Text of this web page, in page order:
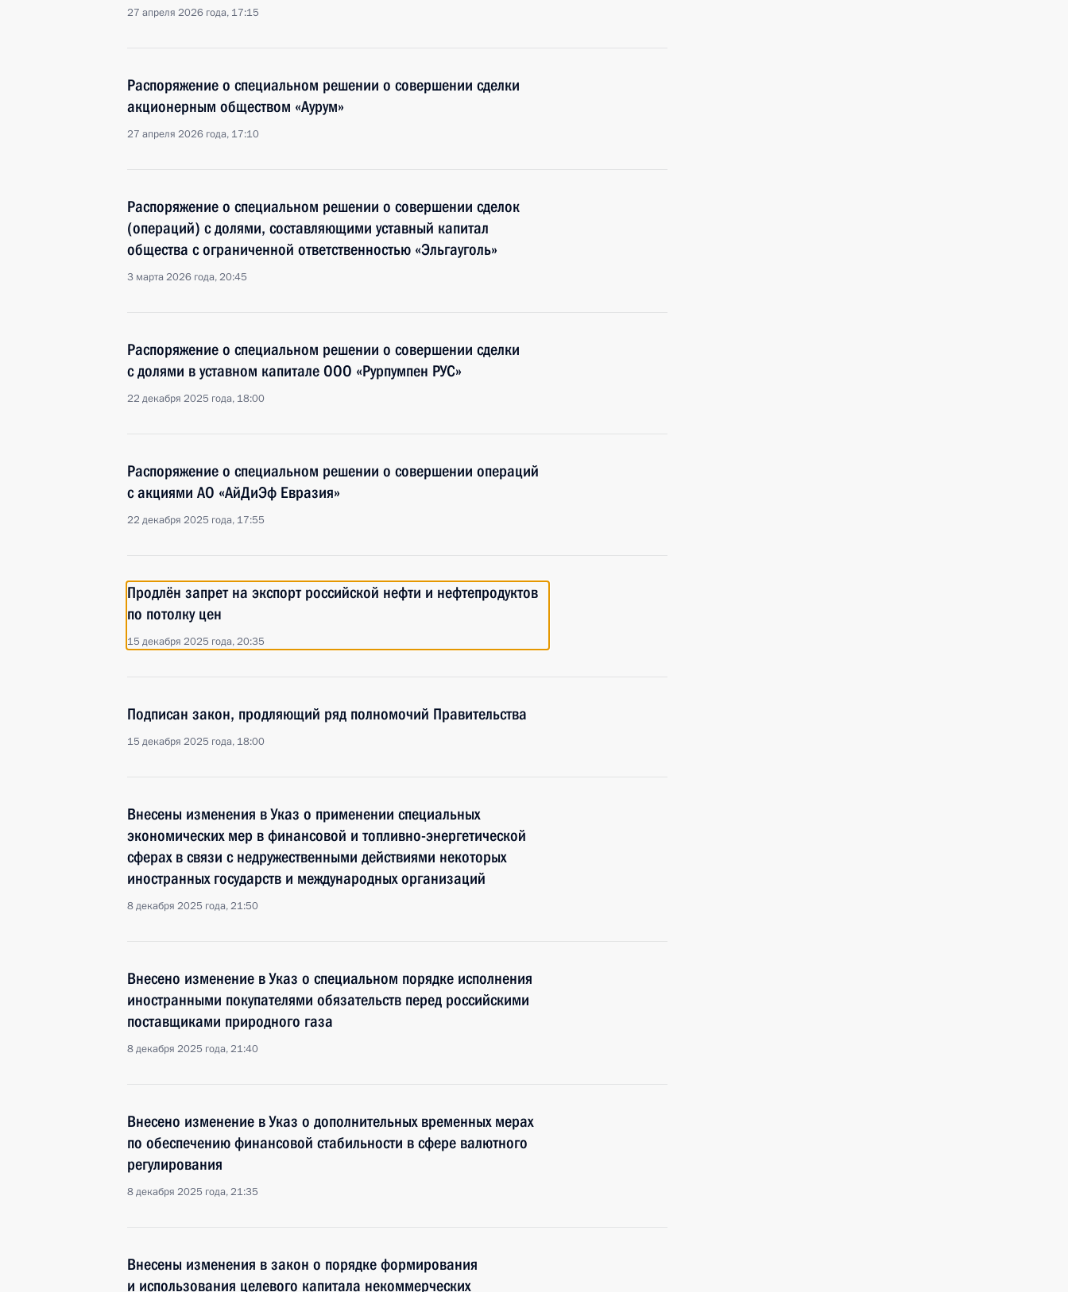
27 апреля 2026 года, 17:15
Распоряжение о специальном решении о совершении сделки
акционерным обществом «Аурум»
27 апреля 2026 года, 17:10
Распоряжение о специальном решении о совершении сделок
(операций) с долями, составляющими уставный капитал
общества с ограниченной ответственностью «Эльгауголь»
3 марта 2026 года, 20:45
Распоряжение о специальном решении о совершении сделки
с долями в уставном капитале ООО «Рурпумпен РУС»
22 декабря 2025 года, 18:00
Распоряжение о специальном решении о совершении операций
с акциями АО «АйДиЭф Евразия»
22 декабря 2025 года, 17:55
Продлён запрет на экспорт российской нефти и нефтепродуктов
по потолку цен
15 декабря 2025 года, 20:35
Подписан закон, продляющий ряд полномочий Правительства
15 декабря 2025 года, 18:00
Внесены изменения в Указ о применении специальных
экономических мер в финансовой и топливно-энергетической
сферах в связи с недружественными действиями некоторых
иностранных государств и международных организаций
8 декабря 2025 года, 21:50
Внесено изменение в Указ о специальном порядке исполнения
иностранными покупателями обязательств перед российскими
поставщиками природного газа
8 декабря 2025 года, 21:40
Внесено изменение в Указ о дополнительных временных мерах
по обеспечению финансовой стабильности в сфере валютного
регулирования
8 декабря 2025 года, 21:35
Внесены изменения в закон о порядке формирования
и использования целевого капитала некоммерческих